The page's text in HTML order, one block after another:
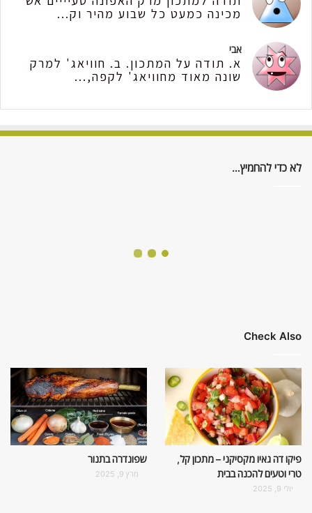
מכינה כמעט כל שבוע מהיר וק...
אבי
א. תודה על המתכון. ב. חוויאג' למרק
שונה מאוד מחוויאג' לקפה,...
לא כדי להחמיץ…
Check Also
פיקו דה גאיו מקסיקני – מתכון קל,
טרי וטעים להכנה בבית
יולי 9, 2025
שפונדרה בתנור
מרץ 9, 2025